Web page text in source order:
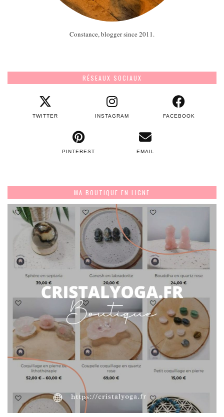
Constance, blogger since 2011.
RÉSEAUX SOCIAUX
TWITTER INSTAGRAM FACEBOOK
PINTEREST EMAIL
MA BOUTIQUE EN LIGNE